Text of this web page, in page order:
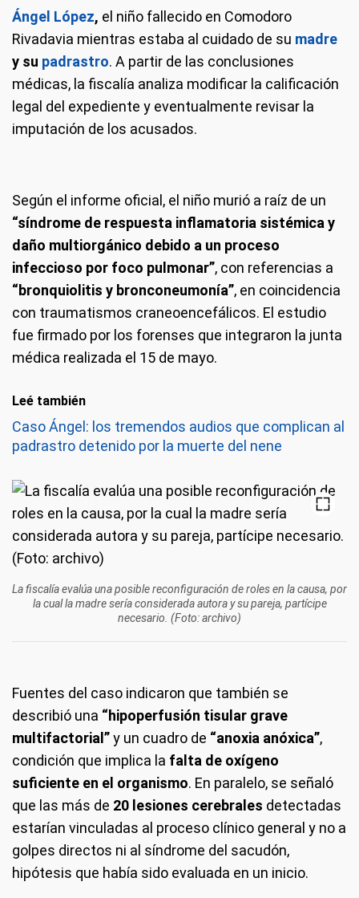
Ángel López, el niño fallecido en Comodoro
Rivadavia mientras estaba al cuidado de su madre
y su padrastro. A partir de las conclusiones
médicas, la fiscalía analiza modificar la calificación
legal del expediente y eventualmente revisar la
imputación de los acusados.
Según el informe oficial, el niño murió a raíz de un
“síndrome de respuesta inflamatoria sistémica y
daño multiorgánico debido a un proceso
infeccioso por foco pulmonar”, con referencias a
“bronquiolitis y bronconeumonía”, en coincidencia
con traumatismos craneoencefálicos. El estudio
fue firmado por los forenses que integraron la junta
médica realizada el 15 de mayo.
Leé también
Caso Ángel: los tremendos audios que complican al
padrastro detenido por la muerte del nene
La fiscalía evalúa una posible reconfiguración de roles en la causa, por
la cual la madre sería considerada autora y su pareja, partícipe
necesario. (Foto: archivo)
Fuentes del caso indicaron que también se
describió una “hipoperfusión tisular grave
multifactorial”y un cuadro de “anoxia anóxica”,
condición que implica la falta de oxígeno
suficiente en el organismo. En paralelo, se señaló
que las más de 20 lesiones cerebrales detectadas
estarían vinculadas al proceso clínico general y no a
golpes directos ni al síndrome del sacudón,
hipótesis que había sido evaluada en un inicio.